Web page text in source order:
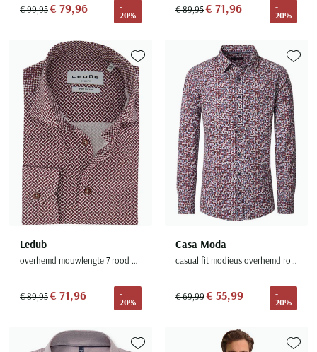
€ 99,95€ 79,96
-
20%
€ 89,95€ 71,96
-
20%
Ledub
overhemd mouwlengte 7 rood patroon 100% katoen
€ 89,95€ 71,96
-
20%
Toevoegen aan favorieten
Casa Moda
casual fit modieus overhemd rood geprint
€ 69,99€ 55,99
-
20%